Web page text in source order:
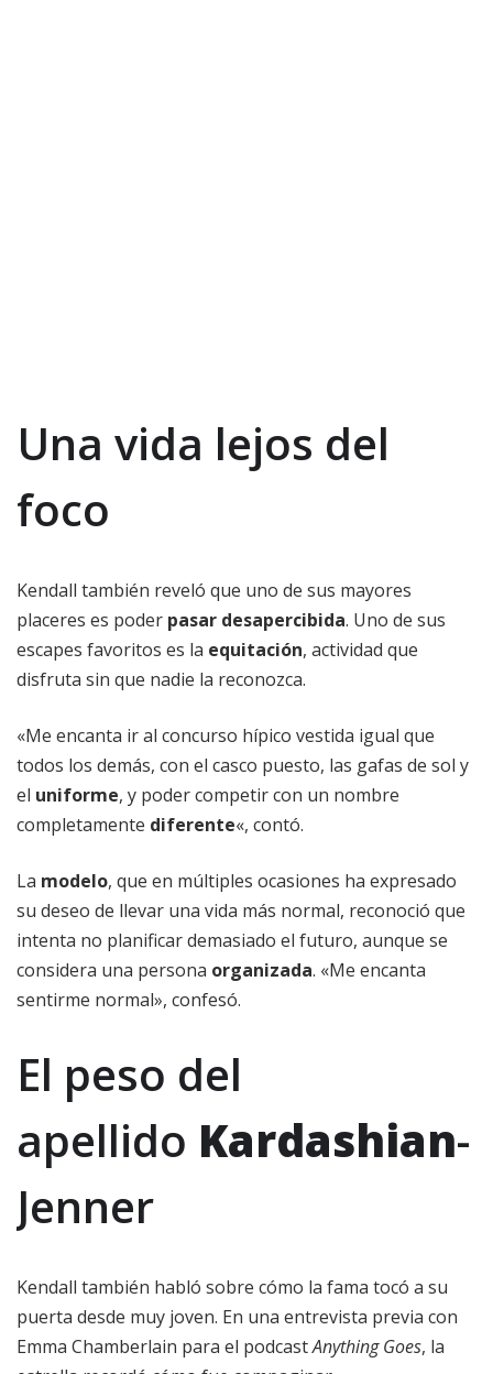
Una vida lejos del
foco
Kendall también reveló que uno de sus mayores
placeres es poder pasar desapercibida. Uno de sus
escapes favoritos es la equitación, actividad que
disfruta sin que nadie la reconozca.
«Me encanta ir al concurso hípico vestida igual que
todos los demás, con el casco puesto, las gafas de sol y
el uniforme, y poder competir con un nombre
completamente diferente«, contó.
La modelo, que en múltiples ocasiones ha expresado
su deseo de llevar una vida más normal, reconoció que
intenta no planificar demasiado el futuro, aunque se
considera una persona organizada. «Me encanta
sentirme normal», confesó.
El peso del
apellido Kardashian-
Jenner
Kendall también habló sobre cómo la fama tocó a su
puerta desde muy joven. En una entrevista previa con
Emma Chamberlain para el podcastAnything Goes, la